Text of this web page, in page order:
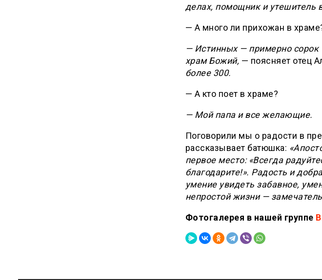
делах, помощник и утешитель
— А много ли прихожан в
— Истинных — примерно сорок
храм Божий, — поясняет отец
более 300.
— А кто поет в храме?
— Мой папа и все желающие.
Поговорили мы о радости в
рассказывает батюшка:
первое место: «Всегда
благодарите!». Радость и
умение увидеть забавное,
непростой жизни —
Фотогалерея в нашей группе